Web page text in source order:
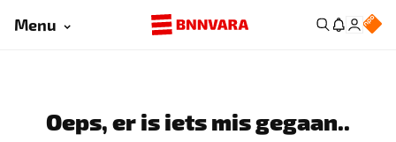
Menu
Oeps, er is iets mis gegaan..